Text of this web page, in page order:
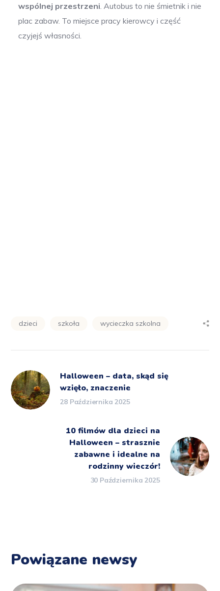
wspólnej przestrzeni . Autobus to nie śmietnik i nie
plac zabaw. To miejsce pracy kierowcy i część
czyjejś własności.
dzieci szkoła wycieczka szkolna
Halloween – data, skąd się
wzięło, znaczenie
28 Października 2025
10 filmów dla dzieci na
Halloween – strasznie
zabawne i idealne na
rodzinny wieczór!
30 Października 2025
Powiązane newsy